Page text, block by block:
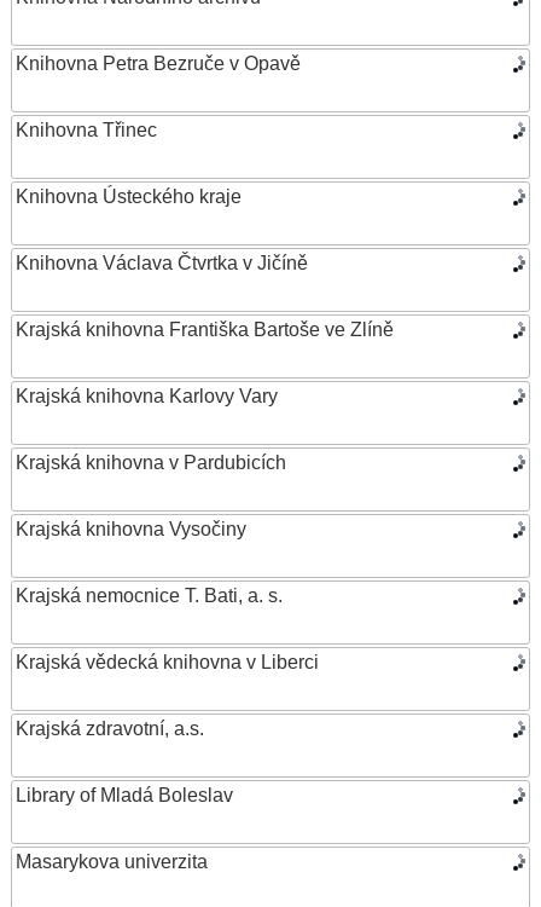
Knihovna Petra Bezruče v Opavě
Knihovna Třinec
Knihovna Ústeckého kraje
Knihovna Václava Čtvrtka v Jičíně
Krajská knihovna Františka Bartoše ve Zlíně
Krajská knihovna Karlovy Vary
Krajská knihovna v Pardubicích
Krajská knihovna Vysočiny
Krajská nemocnice T. Bati, a. s.
Krajská vědecká knihovna v Liberci
Krajská zdravotní, a.s.
Library of Mladá Boleslav
Masarykova univerzita